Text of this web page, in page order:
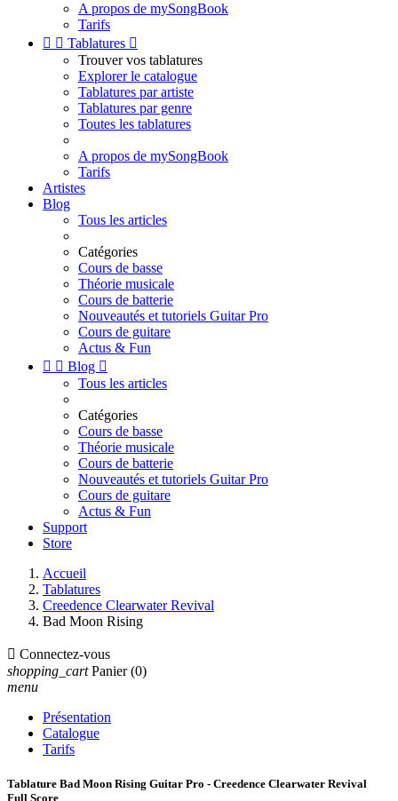
A propos de mySongBook
Tarifs
  Tablatures 
Trouver vos tablatures
Explorer le catalogue
Tablatures par artiste
Tablatures par genre
Toutes les tablatures
A propos de mySongBook
Tarifs
Artistes
Blog
Tous les articles
Catégories
Cours de basse
Théorie musicale
Cours de batterie
Nouveautés et tutoriels Guitar Pro
Cours de guitare
Actus & Fun
  Blog 
Tous les articles
Catégories
Cours de basse
Théorie musicale
Cours de batterie
Nouveautés et tutoriels Guitar Pro
Cours de guitare
Actus & Fun
Support
Store
Accueil
Tablatures
Creedence Clearwater Revival
Bad Moon Rising
 Connectez-vous
shopping_cart Panier (0)
menu
Présentation
Catalogue
Tarifs
Tablature Bad Moon Rising Guitar Pro - Creedence Clearwater Revival
Full Score